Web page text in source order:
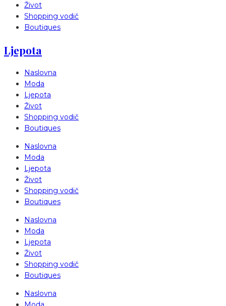
Život
Shopping vodič
Boutiques
Ljepota
Naslovna
Moda
Ljepota
Život
Shopping vodič
Boutiques
Naslovna
Moda
Ljepota
Život
Shopping vodič
Boutiques
Naslovna
Moda
Ljepota
Život
Shopping vodič
Boutiques
Naslovna